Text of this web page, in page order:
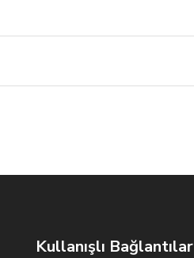
Kullanışlı Bağlantılar